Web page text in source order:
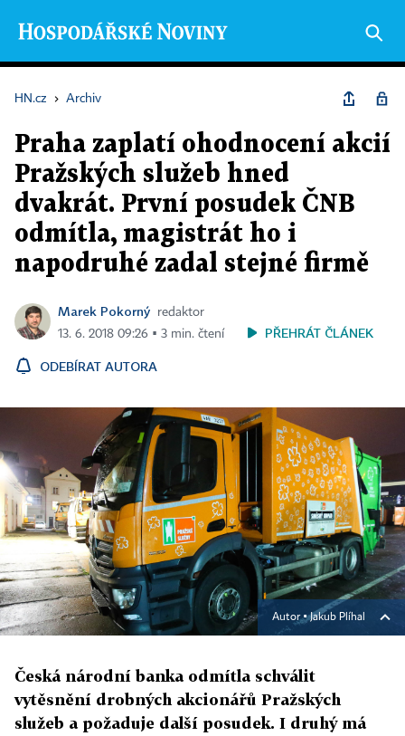
HN.cz › Archiv
Praha zaplatí ohodnocení akcií
Pražských služeb hned
dvakrát. První posudek ČNB
odmítla, magistrát ho i
napodruhé zadal stejné firmě
Marek Pokorný
redaktor
13. 6. 2018 09:26 ▪ 3 min. čtení
PŘEHRÁT ČLÁNEK
ODEBÍRAT AUTORA
Autor ▪Jakub Plíhal
Česká národní banka odmítla schválit
vytěsnění drobných akcionářů Pražských
služeb a požaduje další posudek. I druhý má